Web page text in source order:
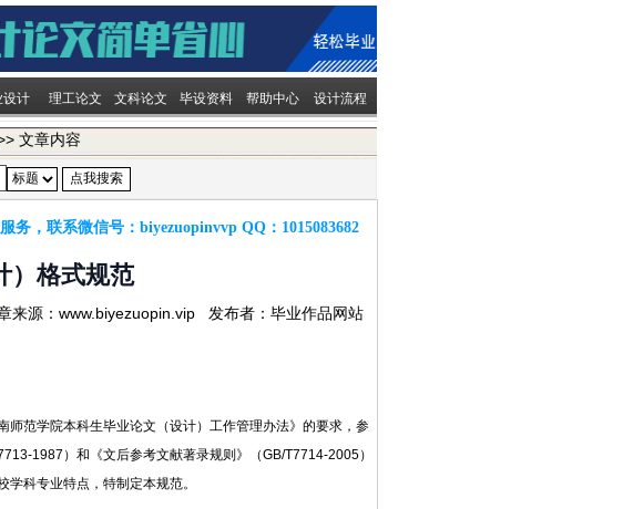
设计 理工论文 文科论文 毕设资料 帮助中心 设计流程
文章内容
务，联系微信号： biyezuopinvvp QQ： 1015083682
）格式规范
来源：www.biyezuopin.vip 发布者：毕业作品网站
范学院本科生毕业论文（设计）工作管理办法》的要求，参
1987）和《文后参考文献著录规则》（GB/T7714-2005）
科专业特点，特制定本规范。